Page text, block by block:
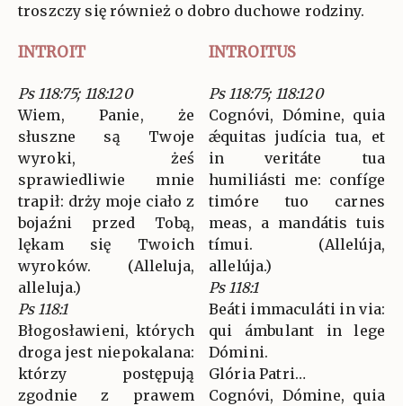
troszczy się również o dobro duchowe rodziny.
INTROIT INTROITUS
Ps 118:75; 118:120
Wiem, Panie, że
słuszne są Twoje
wyroki, żeś
sprawiedliwie mnie
trapił: drży moje ciało z
bojaźni przed Tobą,
lękam się Twoich
wyroków. (Alleluja,
alleluja.)
Ps 118:1
Błogosławieni, których
droga jest niepokalana:
którzy postępują
zgodnie z prawem
Ps 118:75; 118:120
Cognóvi, Dómine, quia
ǽquitas judícia tua, et
in veritáte tua
humiliásti me: confíge
timóre tuo carnes
meas, a mandátis tuis
tímui. (Allelúja,
allelúja.)
Ps 118:1
Beáti immaculáti in via:
qui ámbulant in lege
Dómini.
Glória Patri…
Cognóvi, Dómine, quia